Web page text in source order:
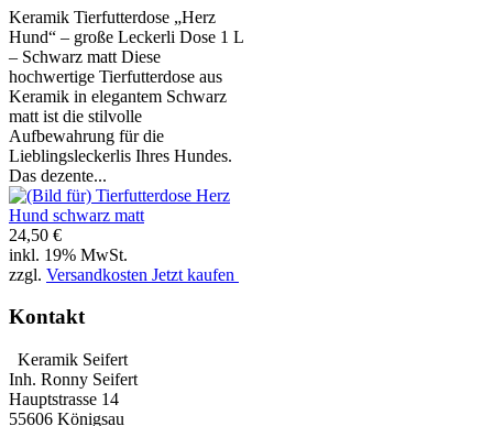
Keramik Tierfutterdose „Herz
Hund“ – große Leckerli Dose 1 L
– Schwarz matt Diese
hochwertige Tierfutterdose aus
Keramik in elegantem Schwarz
matt ist die stilvolle
Aufbewahrung für die
Lieblingsleckerlis Ihres Hundes.
Das dezente...
24,50 €
inkl. 19% MwSt.
zzgl. Versandkosten Jetzt kaufen
Kontakt
Keramik Seifert
Inh. Ronny Seifert
Hauptstrasse 14
55606 Königsau